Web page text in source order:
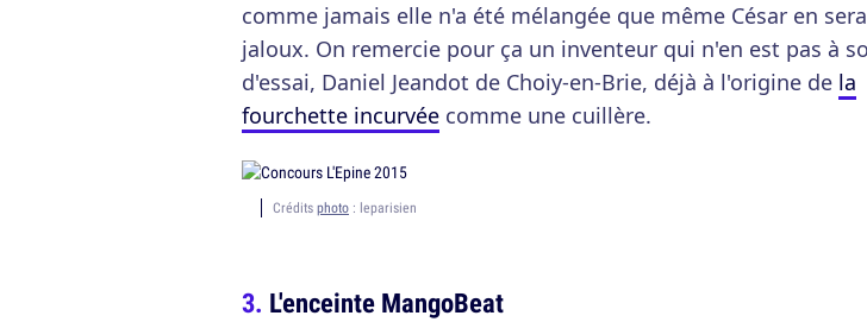
comme jamais elle n'a été mélangée que même César en
jaloux. On remercie pour ça un inventeur qui n'en est pas à
d'essai, Daniel Jeandot de Choiy-en-Brie, déjà à l'origine de la
fourchette incurvée comme une cuillère.
Crédits photo : leparisien
L'enceinte MangoBeat